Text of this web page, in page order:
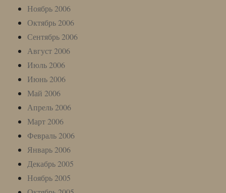
Ноябрь 2006
Октябрь 2006
Сентябрь 2006
Август 2006
Июль 2006
Июнь 2006
Май 2006
Апрель 2006
Март 2006
Февраль 2006
Январь 2006
Декабрь 2005
Ноябрь 2005